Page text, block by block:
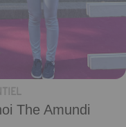
The Amundi